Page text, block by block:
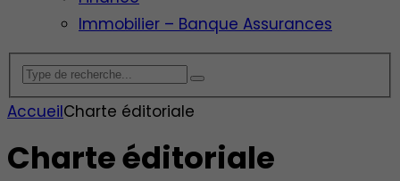
Immobilier – Banque Assurances
AccueilCharte éditoriale
Charte éditoriale